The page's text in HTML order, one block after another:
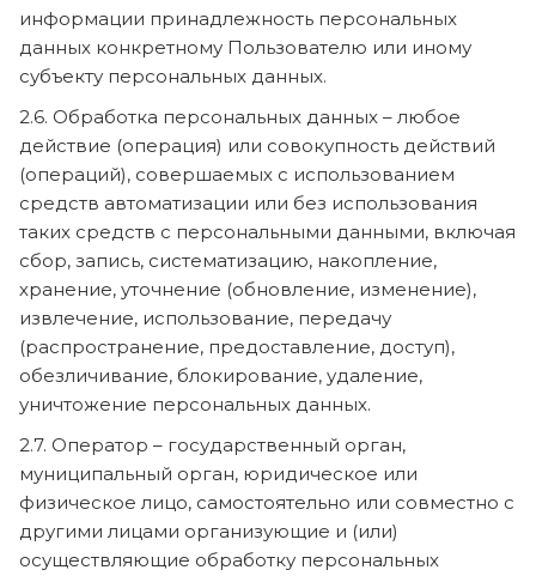
информации принадлежность персональных
данных конкретному Пользователю или иному
субъекту персональных данных.
2.6. Обработка персональных данных – любое
действие (операция) или совокупность действий
(операций), совершаемых с использованием
средств автоматизации или без использования
таких средств с персональными данными, включая
сбор, запись, систематизацию, накопление,
хранение, уточнение (обновление, изменение),
извлечение, использование, передачу
(распространение, предоставление, доступ),
обезличивание, блокирование, удаление,
уничтожение персональных данных.
2.7. Оператор – государственный орган,
муниципальный орган, юридическое или
физическое лицо, самостоятельно или совместно с
другими лицами организующие и (или)
осуществляющие обработку персональных